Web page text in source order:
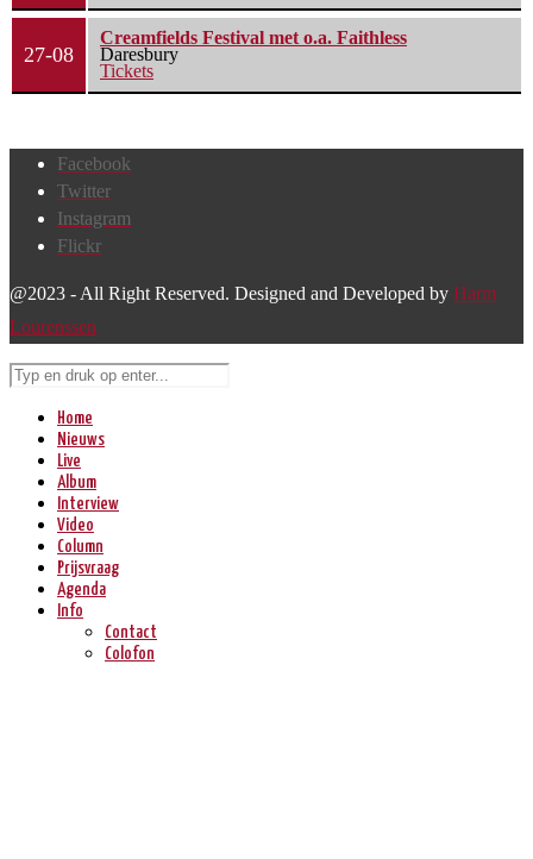
27-08
Creamfields Festival met o.a. Faithless
Daresbury
Tickets
Facebook
Twitter
Instagram
Flickr
@2023 - All Right Reserved. Designed and Developed by Harm
Lourenssen
Home
Nieuws
Live
Album
Interview
Video
Column
Prijsvraag
Agenda
Info
Contact
Colofon